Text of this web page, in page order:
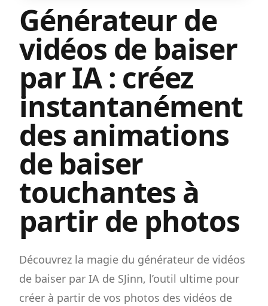
Générateur de
vidéos de baiser
par IA : créez
instantanément
des animations
de baiser
touchantes à
partir de photos
Découvrez la magie du générateur de vidéos
de baiser par IA de SJinn, l’outil ultime pour
créer à partir de vos photos des vidéos de